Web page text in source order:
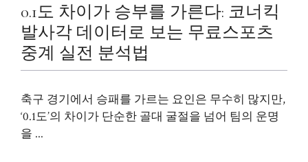
0.1도 차이가 승부를 가른다: 코너킥
발사각 데이터로 보는 무료스포츠
중계 실전 분석법
축구 경기에서 승패를 가르는 요인은 무수히 많지만,
‘0.1도’의 차이가 단순한 골대 굴절을 넘어 팀의 운명
을 ...